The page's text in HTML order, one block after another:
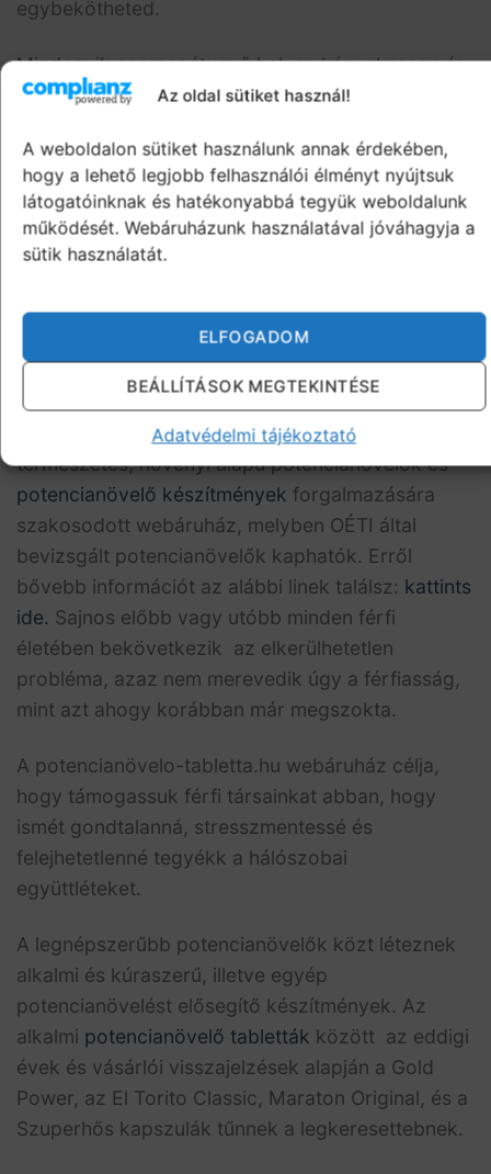
Az oldal sütiket használ!
A weboldalon sütiket használunk annak érdekében,
hogy a lehető legjobb felhasználói élményt nyújtsuk
látogatóinknak és hatékonyabbá tegyük weboldalunk
működését. Webáruházunk használatával jóváhagyja a
sütik használatát.
ELFOGADOM
BEÁLLÍTÁSOK MEGTEKINTÉSE
Adatvédelmi tájékoztató
egybekötheted.
Mindegyik csomagátvevő helyen kényelmesen és
diszkréten fel tudod venni a potencianövelő
csomagon a feladó neve: Camelot Consulting
Kft. leszés nem webshop neve, ne aggódj emiatt.
POTENCIANÖVELŐ WEBÁRUHÁZ
2018 óta a potencianovelo-tabletta.hu kizárólag
természetes, növényi alapú potencianövelők és
potencianövelő készítmények forgalmazására
szakosodott webáruház, melyben OÉTI által
bevizsgált potencianövelők kaphatók. Erről
bővebb információt az alábbi linek találsz: kattints
ide. Sajnos előbb vagy utóbb minden férfi
életében bekövetkezik az elkerülhetetlen
probléma, azaz nem merevedik úgy a férfiasság,
mint azt ahogy korábban már megszokta.
A potencianövelo-tabletta.hu webáruház célja,
hogy támogassuk férfi társainkat abban, hogy
ismét gondtalanná, stresszmentessé és
felejhetetlenné tegyékk a hálószobai
együttléteket.
A legnépszerűbb potencianövelők közt léteznek
alkalmi és kúraszerű, illetve egyép
potencianövelést elősegítő készítmények. Az
alkalmi potencianövelő tabletták között az eddigi
évek és vásárlói visszajelzések alapján a Gold
Power, az El Torito Classic, Maraton Original, és a
Szuperhős kapszulák tűnnek a legkeresettebnek.